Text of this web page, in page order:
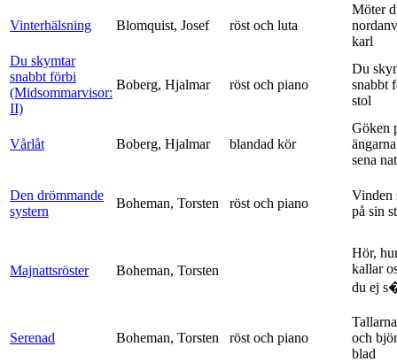
Vinterhälsning Blomquist, Josef röst och luta
Möter
karl
Du skymtar
snabbt förbi
(Midsommarvisor:
II)
Boberg, Hjalmar röst och piano
Du
snabbt
stol
Vårlåt Boberg, Hjalmar blandad kör
Göken
sena
Den drömmande
systern
Boheman, Torsten röst och piano
Vinden
på sin
Majnattsröster Boheman, Torsten
Hör,
kallar
du ej
Serenad Boheman, Torsten röst och piano
och
blad